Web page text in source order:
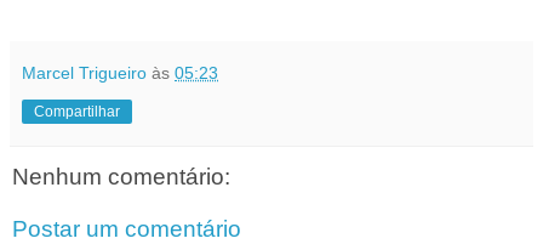
Marcel Trigueiro às 05:23
Compartilhar
Nenhum comentário:
Postar um comentário